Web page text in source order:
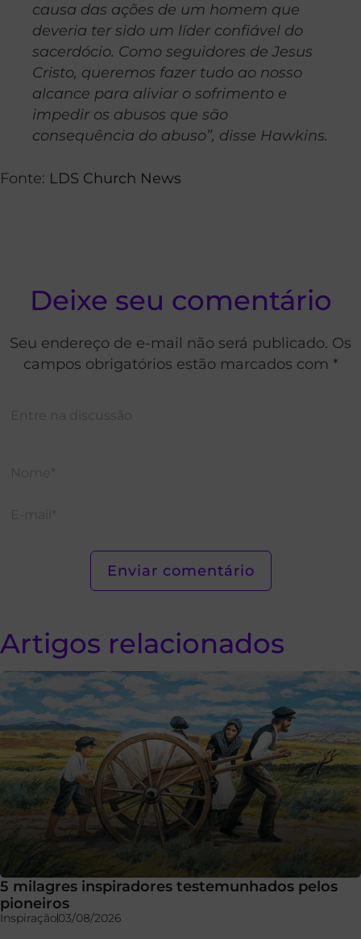
causa das ações de um homem que
deveria ter sido um líder confiável do
sacerdócio. Como seguidores de Jesus
Cristo, queremos fazer tudo ao nosso
alcance para aliviar o sofrimento e
impedir os abusos que são
consequência do abuso”, disse Hawkins.
Fonte: LDS Church News
Deixe seu comentário
Seu endereço de e-mail não será publicado. Os
campos obrigatórios estão marcados com *
Artigos relacionados
5 milagres inspiradores testemunhados pelos
pioneiros
Inspiração03/08/2026